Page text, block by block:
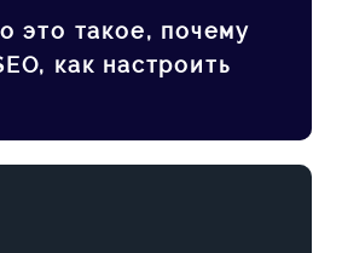
это такое, почему
как настроить